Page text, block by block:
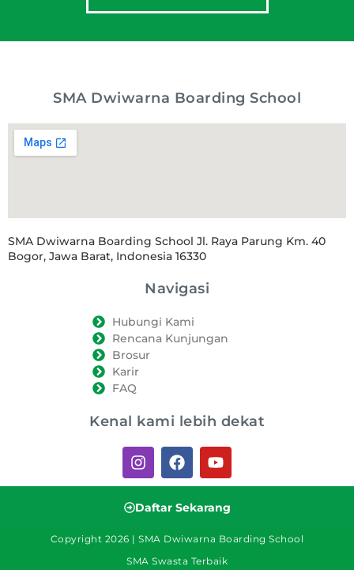
SMA Dwiwarna Boarding School
SMA Dwiwarna Boarding School Jl. Raya Parung Km. 40
Bogor, Jawa Barat, Indonesia 16330
Navigasi
Hubungi Kami
Rencana Kunjungan
Brosur
Karir
FAQ
Kenal kami lebih dekat
Daftar Sekarang
Copyright 2026 | SMA Dwiwarna Boarding School
SMA Swasta Terbaik